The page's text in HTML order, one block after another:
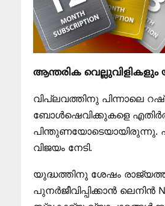
ആന്തരിക വെല്ലുവിളികളും
വിപ്ലവത്തിനു പിന്നാലെ
ബോൾഷെവിക്കുകളെ
പിന്തുണയോടെയായിരുന്നു.
വിജയം നേടി.
യുദ്ധത്തിനു ശേഷം
പുനർജീവിപ്പിക്കാൻ ലെനിൻ